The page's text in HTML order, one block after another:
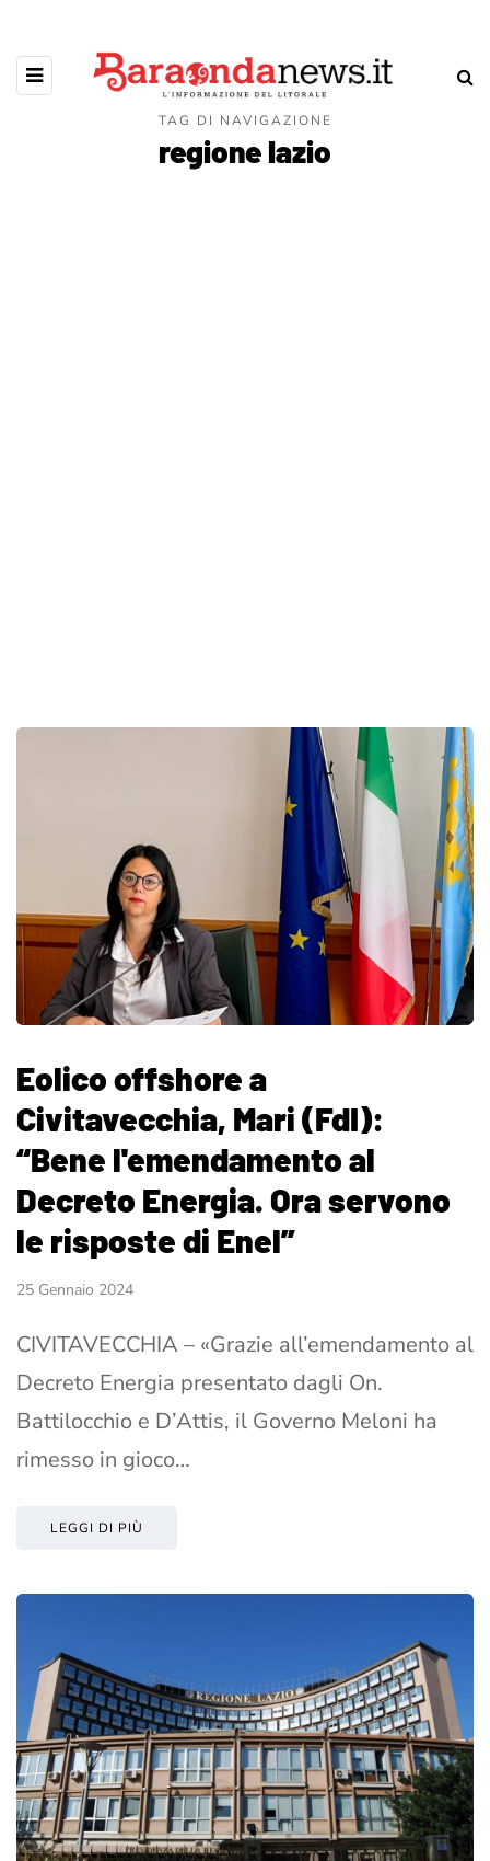
TAG DI NAVIGAZIONE
regione lazio
Eolico offshore a
Civitavecchia, Mari (FdI):
“Bene l'emendamento al
Decreto Energia. Ora servono
le risposte di Enel”
25 Gennaio 2024
CIVITAVECCHIA – «Grazie all’emendamento al
Decreto Energia presentato dagli On.
Battilocchio e D’Attis, il Governo Meloni ha
rimesso in gioco…
LEGGI DI PIÙ